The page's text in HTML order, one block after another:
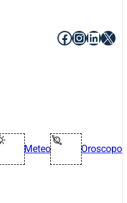
Facebook
X
Meteo Oroscopo